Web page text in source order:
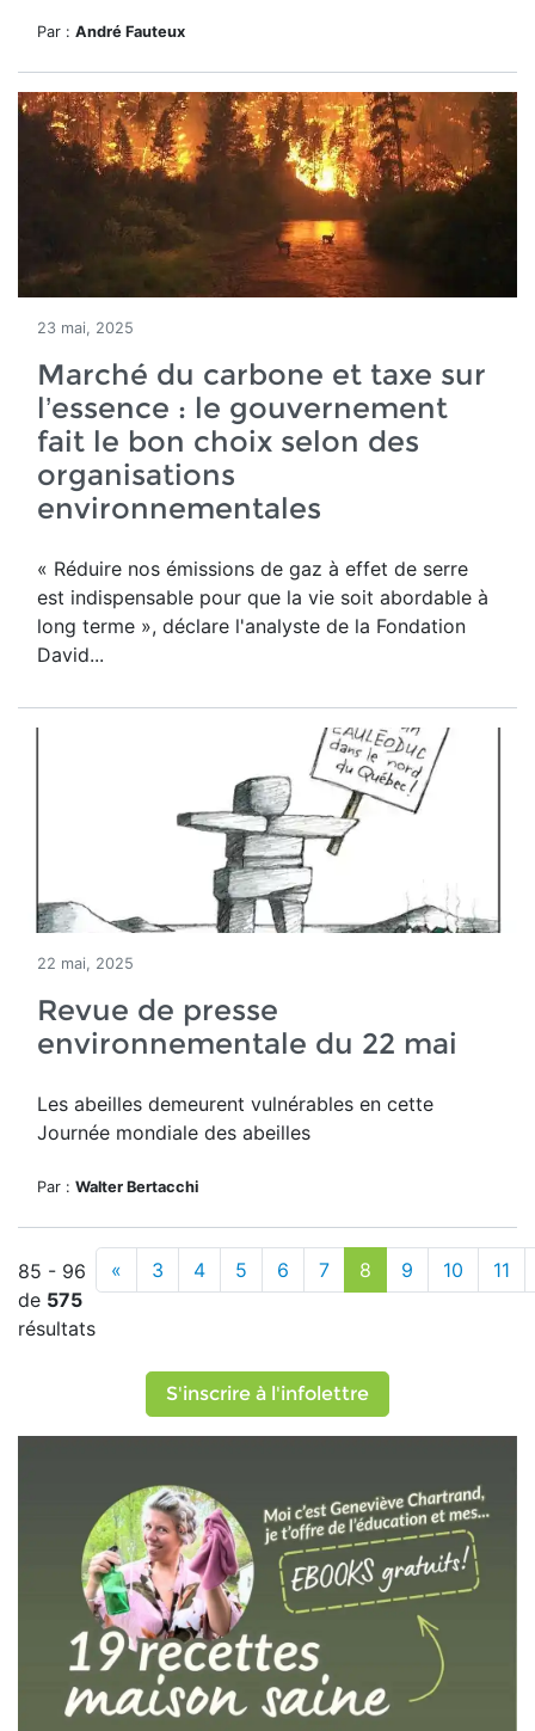
Par : André Fauteux
23 mai, 2025
Marché du carbone et taxe sur
l’essence : le gouvernement
fait le bon choix selon des
organisations
environnementales
« Réduire nos émissions de gaz à effet de serre
est indispensable pour que la vie soit abordable à
long terme », déclare l'analyste de la Fondation
David...
22 mai, 2025
Revue de presse
environnementale du 22 mai
Les abeilles demeurent vulnérables en cette
Journée mondiale des abeilles
Par : Walter Bertacchi
85 - 96
de 575
résultats
« 3 4 5 6 7 8 9 10 11
S'inscrire à l'infolettre